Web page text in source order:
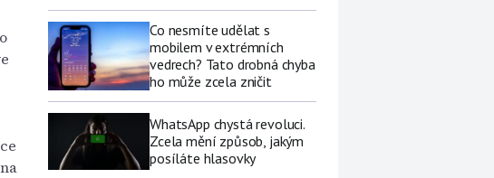
Co nesmíte udělat s
mobilem v extrémních
vedrech? Tato drobná chyba
ho může zcela zničit
WhatsApp chystá revoluci.
Zcela mění způsob, jakým
posíláte hlasovky